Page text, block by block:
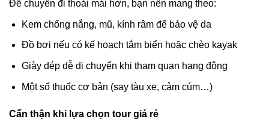
Để chuyến đi thoải mái hơn, bạn nên mang theo:
Kem chống nắng, mũ, kính râm để bảo vệ da
Đồ bơi nếu có kế hoạch tắm biển hoặc chèo kayak
Giày dép dễ di chuyển khi tham quan hang động
Một số thuốc cơ bản (say tàu xe, cảm cúm…)
Cẩn thận khi lựa chọn tour giá rẻ